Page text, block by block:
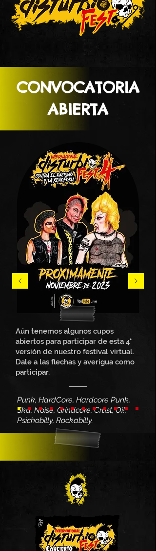
CONVOCATORIA
ABIERTA
Aún tenemos algunos cupos
abiertos para participar de esta 4°
versión de nuestro festival virtual.
Dale a las flechas y averigua como
participar.
Punk, HardCore, Hardcore Punk,
Ska, Noise, Grindcore, Crust, Oi!,
Psichobilly, Rockabilly.